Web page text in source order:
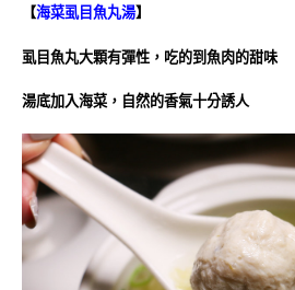
【海菜虱目魚丸湯】
虱目魚丸大顆有彈性，吃的到魚肉的甜味
湯底加入海菜，自然的香氣十分誘人